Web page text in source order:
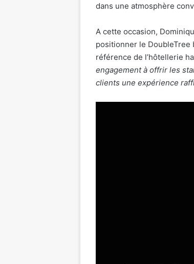
dans une atmosphère
A cette occasion,
positionner le DoubleTree
référence de l’hôtellerie
engagement à offrir les
clients une expérience